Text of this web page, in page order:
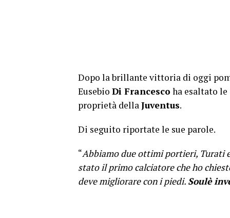
Dopo la brillante vittoria di oggi
Eusebio Di Francesco ha esaltato
proprietà dellaJuventus.
Di seguito riportate le sue parole.
“Abbiamo due ottimi portieri, Turati
stato il primo calciatore che ho
deve migliorare con i piedi. Soulè